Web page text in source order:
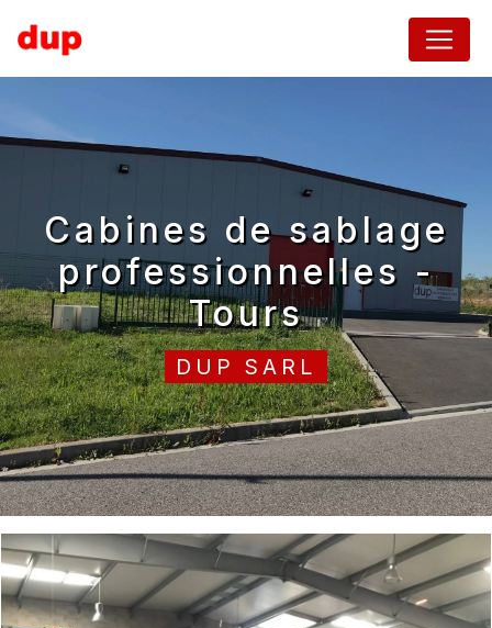
cabines de sablage
professionnelles -
Tours
DUP SARL